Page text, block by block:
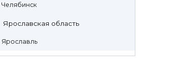
Челябинск
Ярославская область
Ярославль